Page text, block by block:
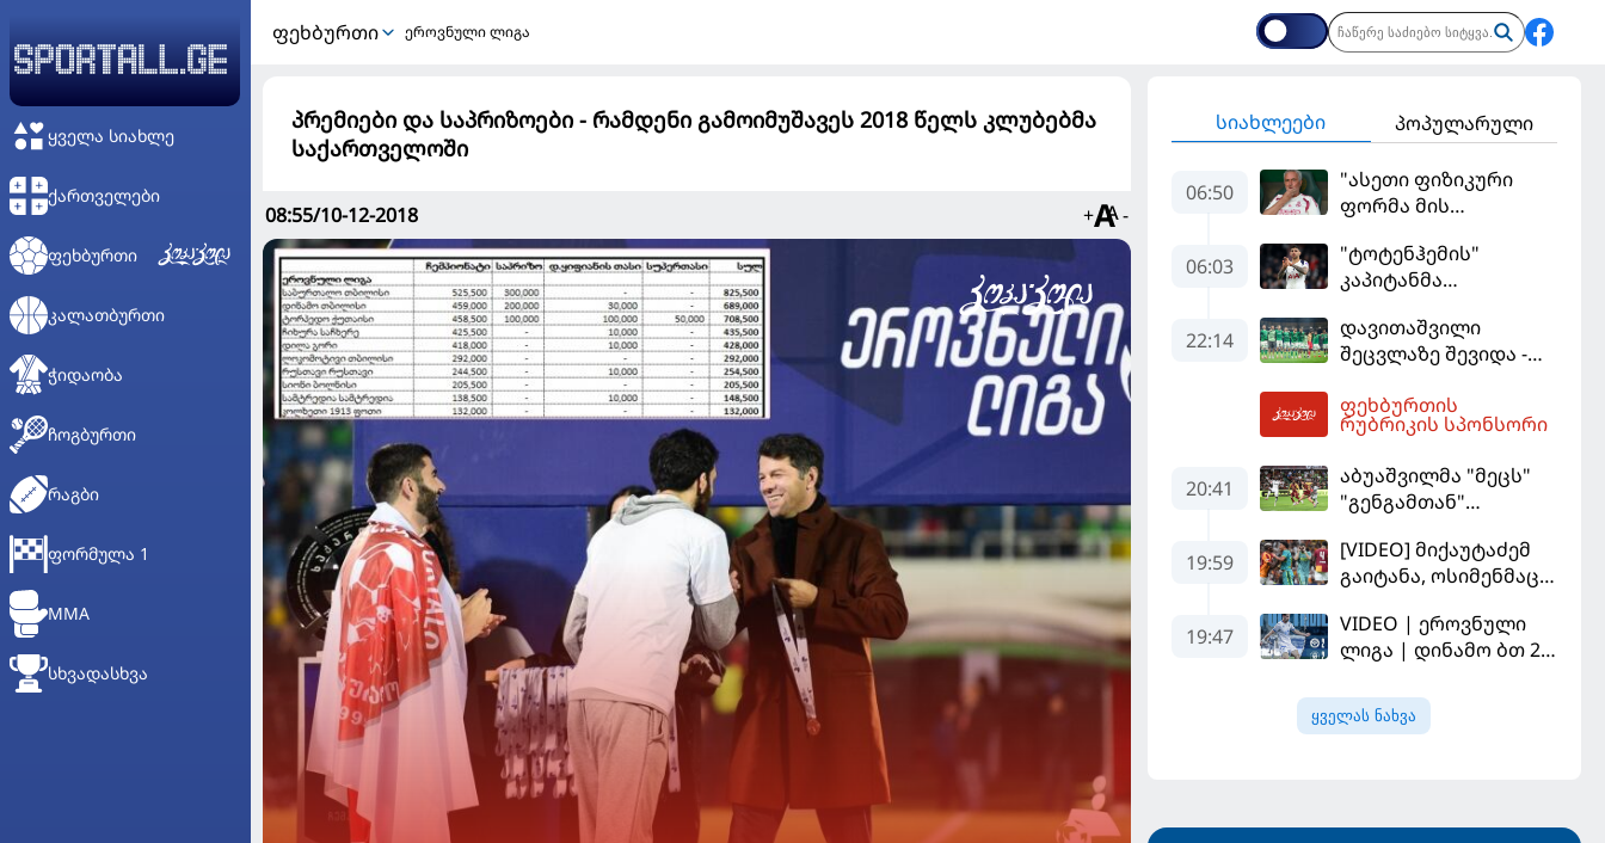
ᲧᲕᲔᲚᲐ ᲡᲘᲐᲮᲚᲔ
ᲥᲐᲠᲗᲕᲔᲚᲔᲑᲘ
ᲤᲔᲮᲑᲣᲠᲗᲘ
ᲙᲐᲚᲐᲗᲑᲣᲠᲗᲘ
ᲭᲘᲓᲐᲝᲑᲐ
ᲩᲝᲒᲑᲣᲠᲗᲘ
ᲠᲐᲒᲑᲘ
ᲤᲝᲠᲛᲣᲚᲐ 1
MMA
ᲡᲮᲕᲐᲓᲐᲡᲮᲕᲐ
ᲤᲔᲮᲑᲣᲠᲗᲘ ეროვნული ლიგა
პრემიები და საპრიზოები - რამდენი გამოიმუშავეს 2018 წელს კლუბებმა
საქართველოში
08:55/10-12-2018 + -
სიახლეები პოპულარული
06:50
"ასეთი ფიზიკური
ფორმა მის
შეეფერება" -
მოურინიომ "რეალის"
გააკრიტიკა
06:03
"ტოტენჰემის"
კაპიტანმა
გადასვლის სურვილი
გამოთქვა
22:14
დავითაშვილი
შეცვლაზე შევიდა -
"სოშოს" მოუგო
ფეხბურთის
რუბრიკის სპონსორი
20:41
აბუაშვილმა "მეცს"
"გენგამთან"
19:59
[VIDEO] მიქაუტაძემ
გაიტანა, ოსიმენმაც -
სტამბოლში
"გალათასარაის"
19:47
VIDEO | ეროვნული
ლიგა | დინამო ბთ 2-2
"დანაშაული"
ყველას ნახვა